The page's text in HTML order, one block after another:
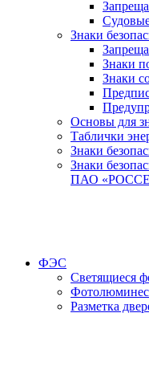
Знаки
Знаки
Знаки
Основы для
Таблички
Знаки
Знаки
ПАО
ФЭС
Светящиеся
Разметка